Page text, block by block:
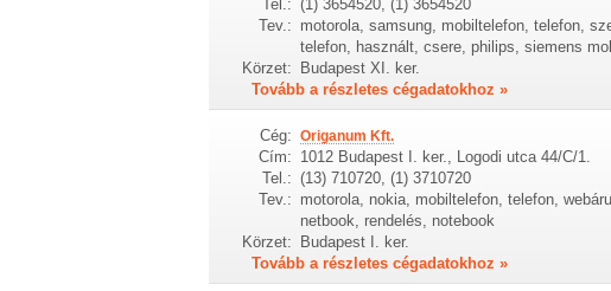
Tel.: (1) 3654520, (1) 3654520
Tev.: motorola, samsung, mobiltelefon, telefon,
telefon, használt, csere, philips, siemens
Körzet: Budapest XI. ker.
Tovább a részletes cégadatokhoz »
Cég: Origanum Kft.
Cím: 1012 Budapest I. ker., Logodi utca 44/C/1.
Tel.: (13) 710720, (1) 3710720
Tev.: motorola, nokia, mobiltelefon, telefon,
netbook, rendelés, notebook
Körzet:
Budapest I. ker.
Tovább a részletes cégadatokhoz »